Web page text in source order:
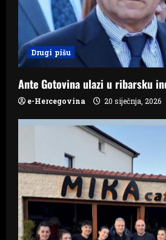
o
n
Drugi pišu
Ante Gotovina ulazi u ribarsku
e-Hercegovina 20 siječnja, 2026